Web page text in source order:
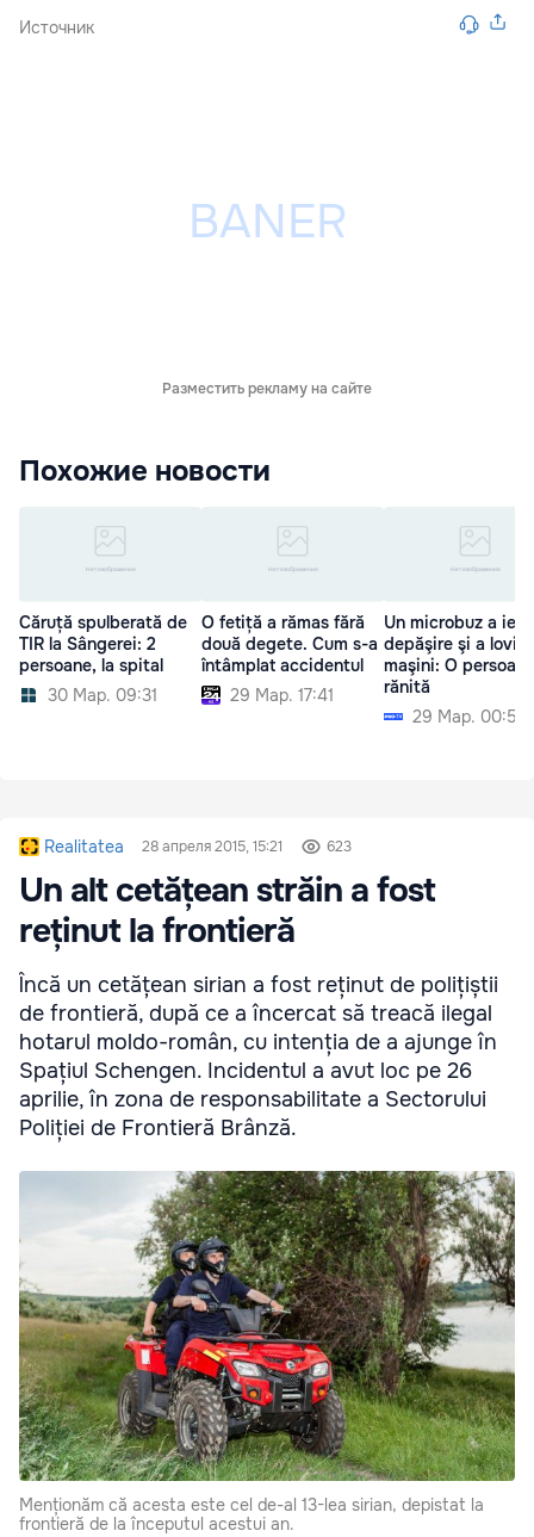
Источник
Разместить рекламу на сайте
Похожие новости
Căruță spulberată de
TIR la Sângerei: 2
persoane, la spital
30 Мар. 09:31
O fetiță a rămas fără
două degete. Cum s-a
întâmplat accidentul
29 Мар. 17:41
Un microbuz a
depăşire şi a lovit
maşini: O
rănită
29 Мар. 00:52
Realitatea 28 апреля 2015, 15:21 623
Un alt cetățean străin a fost
reținut la frontieră
Încă un cetățean sirian a fost reținut de polițiștii
de frontieră, după ce a încercat să treacă ilegal
hotarul moldo-român, cu intenția de a ajunge în
Spațiul Schengen. Incidentul a avut loc pe 26
aprilie, în zona de responsabilitate a Sectorului
Poliției de Frontieră Brânză.
Menționăm că acesta este cel de-al 13-lea sirian, depistat la
frontieră de la începutul acestui an.